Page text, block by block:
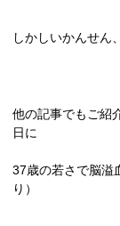
しかしいかんせん
他の記事でもご紹
日に
37歳の若さで脳溢
り）